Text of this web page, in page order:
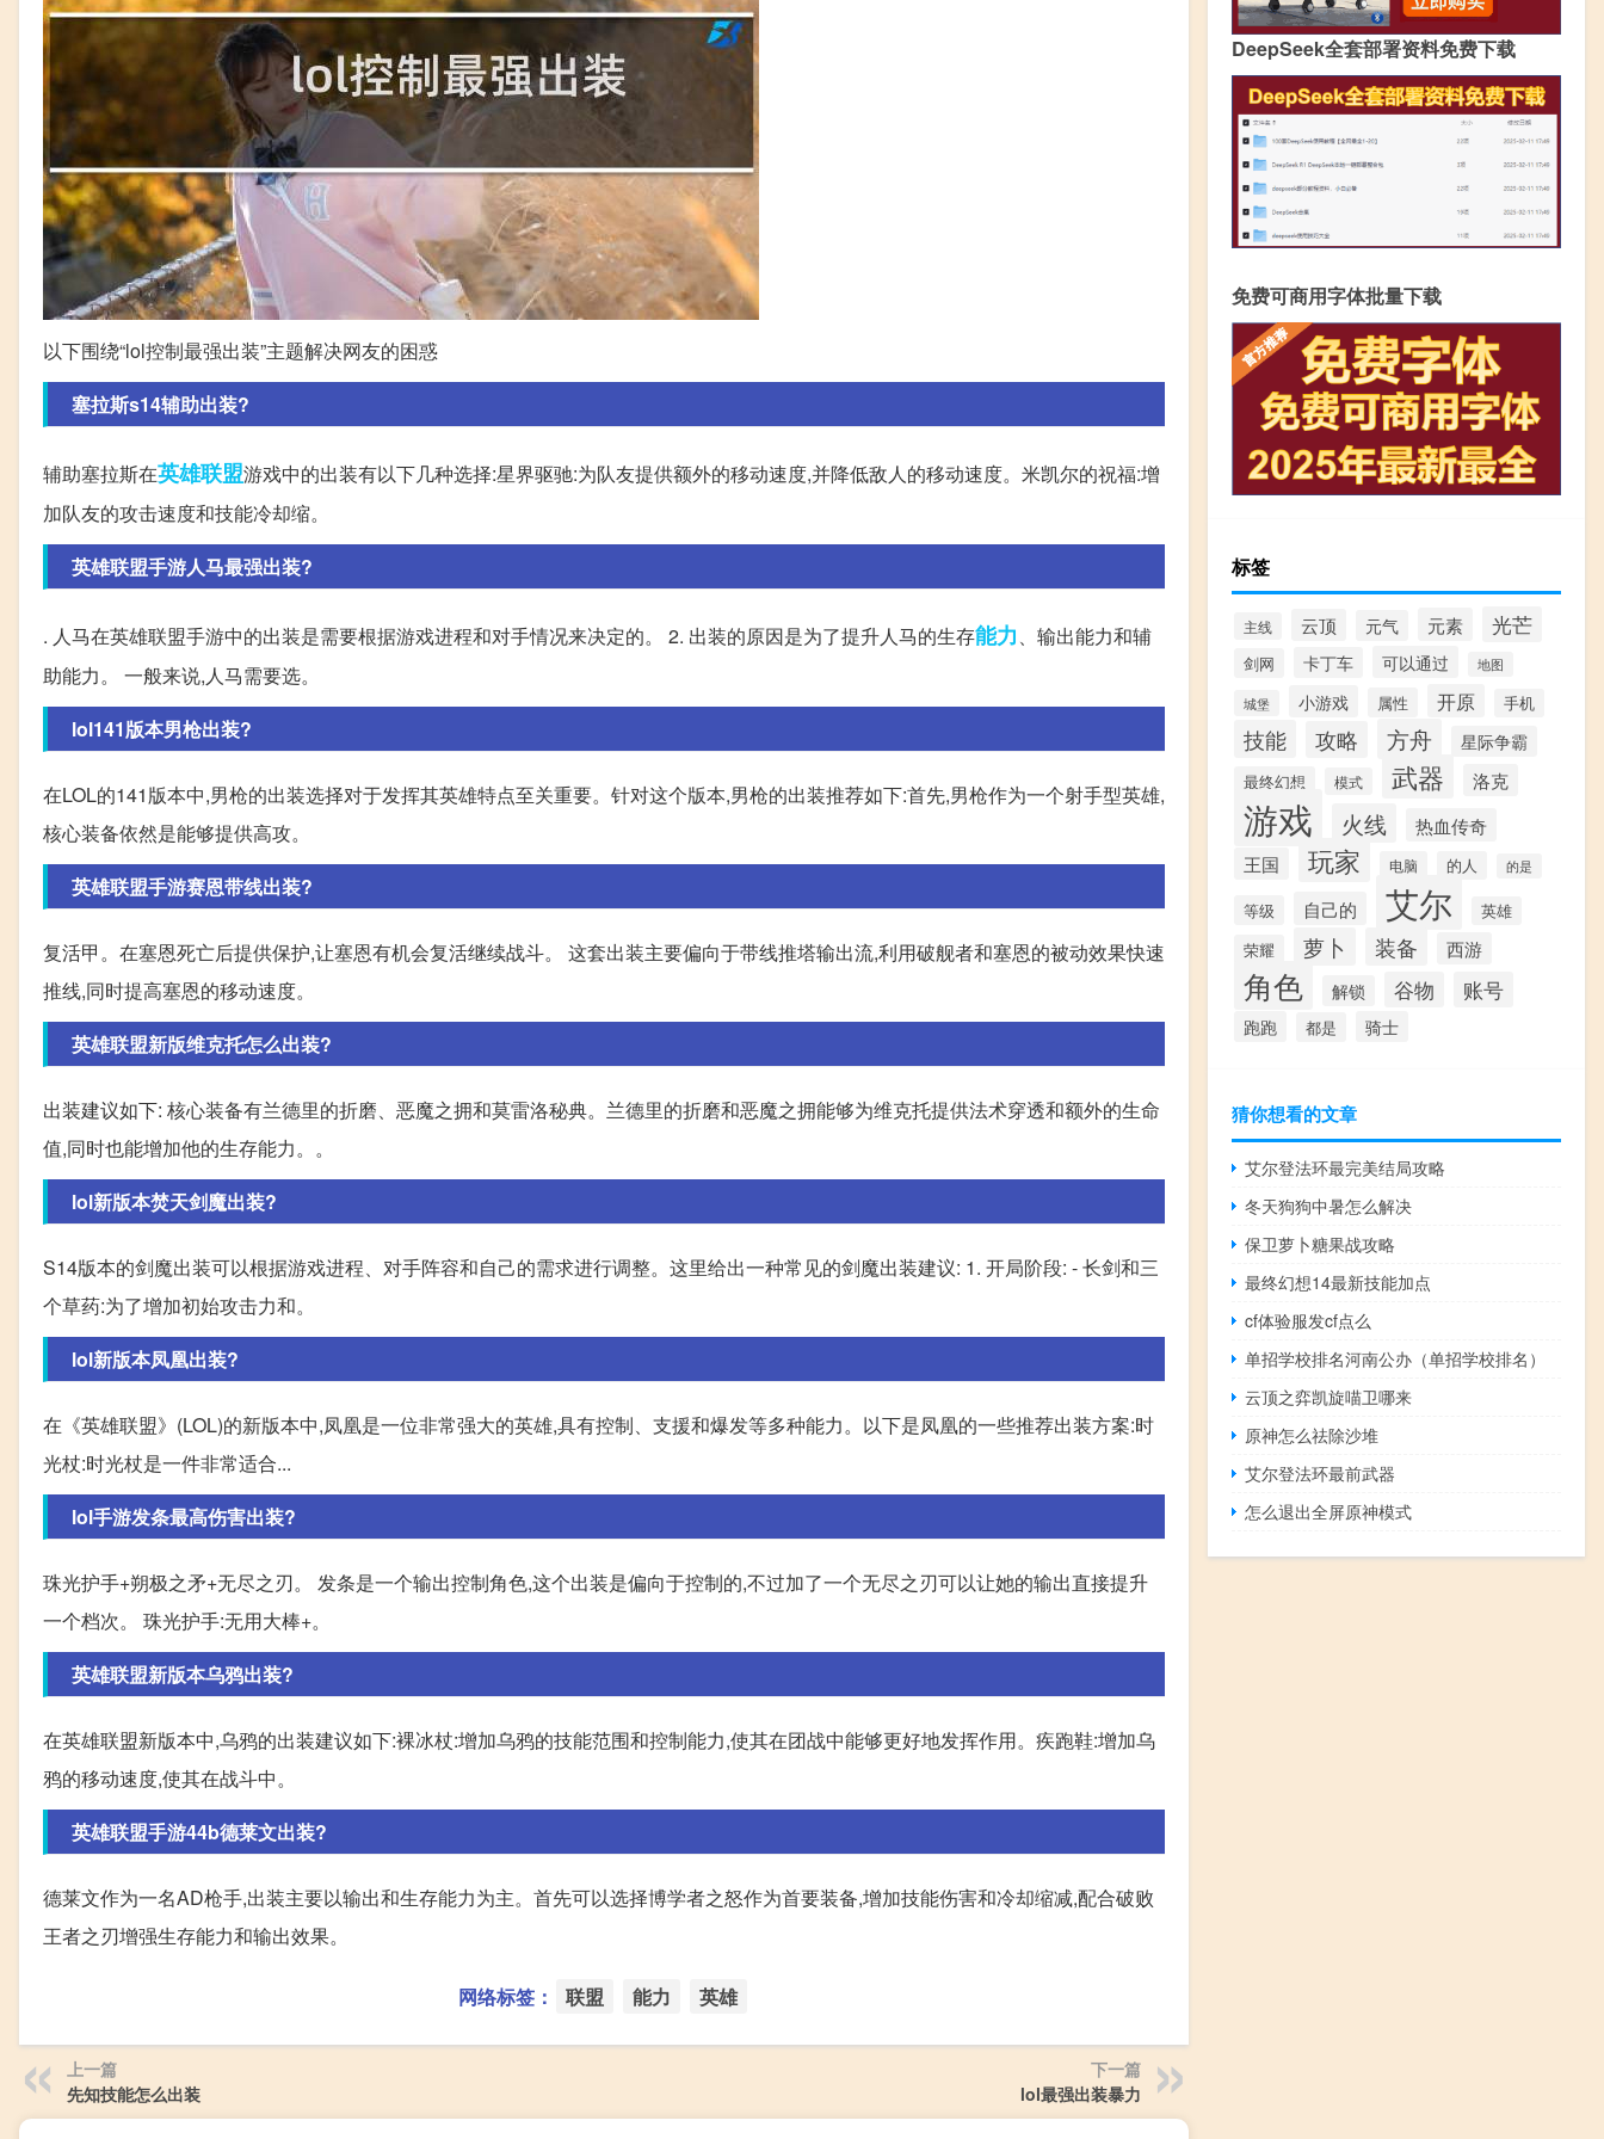
以下围绕“lol控制最强出装”主题解决网友的困惑
塞拉斯s14辅助出装?
辅助塞拉斯在英雄联盟游戏中的出装有以下几种选择:星界驱驰:为队友提供额外的移动速度,并降低敌人的移动速度。米凯尔的祝福:增
加队友的攻击速度和技能冷却缩。
英雄联盟手游人马最强出装?
. 人马在英雄联盟手游中的出装是需要根据游戏进程和对手情况来决定的。 2. 出装的原因是为了提升人马的生存能力、输出能力和辅
助能力。 一般来说,人马需要选。
lol141版本男枪出装?
在LOL的141版本中,男枪的出装选择对于发挥其英雄特点至关重要。针对这个版本,男枪的出装推荐如下:首先,男枪作为一个射手型英雄,
核心装备依然是能够提供高攻。
英雄联盟手游赛恩带线出装?
复活甲。在塞恩死亡后提供保护,让塞恩有机会复活继续战斗。 这套出装主要偏向于带线推塔输出流,利用破舰者和塞恩的被动效果快速
推线,同时提高塞恩的移动速度。
英雄联盟新版维克托怎么出装?
出装建议如下: 核心装备有兰德里的折磨、恶魔之拥和莫雷洛秘典。兰德里的折磨和恶魔之拥能够为维克托提供法术穿透和额外的生命
值,同时也能增加他的生存能力。。
lol新版本焚天剑魔出装?
S14版本的剑魔出装可以根据游戏进程、对手阵容和自己的需求进行调整。这里给出一种常见的剑魔出装建议: 1. 开局阶段: - 长剑和三
个草药:为了增加初始攻击力和。
lol新版本凤凰出装?
在《英雄联盟》(LOL)的新版本中,凤凰是一位非常强大的英雄,具有控制、支援和爆发等多种能力。以下是凤凰的一些推荐出装方案:时
光杖:时光杖是一件非常适合...
lol手游发条最高伤害出装?
珠光护手+朔极之矛+无尽之刃。 发条是一个输出控制角色,这个出装是偏向于控制的,不过加了一个无尽之刃可以让她的输出直接提升
一个档次。 珠光护手:无用大棒+。
英雄联盟新版本乌鸦出装?
在英雄联盟新版本中,乌鸦的出装建议如下:裸冰杖:增加乌鸦的技能范围和控制能力,使其在团战中能够更好地发挥作用。疾跑鞋:增加乌
鸦的移动速度,使其在战斗中。
英雄联盟手游44b德莱文出装?
德莱文作为一名AD枪手,出装主要以输出和生存能力为主。首先可以选择博学者之怒作为首要装备,增加技能伤害和冷却缩减,配合破败
王者之刃增强生存能力和输出效果。
网络标签： 联盟 能力 英雄
上一篇
先知技能怎么出装
下一篇
lol最强出装暴力
DeepSeek全套部署资料免费下载
免费可商用字体批量下载
标签
主线 云顶 元气 元素 光芒
剑网 卡丁车 可以通过 地图
城堡 小游戏 属性 开原 手机
技能 攻略 方舟 星际争霸
最终幻想 模式 武器 洛克
游戏 火线 热血传奇
王国 玩家 电脑 的人 的是
等级 自己的 艾尔 英雄
荣耀 萝卜 装备 西游
角色 解锁 谷物 账号
跑跑 都是 骑士
猜你想看的文章
艾尔登法环最完美结局攻略
冬天狗狗中暑怎么解决
保卫萝卜糖果战攻略
最终幻想14最新技能加点
cf体验服发cf点么
单招学校排名河南公办（单招学校排名）
云顶之弈凯旋喵卫哪来
原神怎么祛除沙堆
艾尔登法环最前武器
怎么退出全屏原神模式